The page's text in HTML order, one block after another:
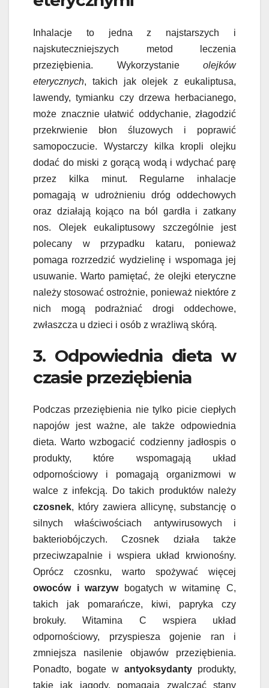
Inhalacje to jedna z najstarszych i
najskuteczniejszych metod leczenia
przeziębienia. Wykorzystanie olejków
eterycznych, takich jak olejek z eukaliptusa,
lawendy, tymianku czy drzewa herbacianego,
może znacznie ułatwić oddychanie, złagodzić
przekrwienie błon śluzowych i poprawić
samopoczucie. Wystarczy kilka kropli olejku
dodać do miski z gorącą wodą i wdychać parę
przez kilka minut. Regularne inhalacje
pomagają w udrożnieniu dróg oddechowych
oraz działają kojąco na ból gardła i zatkany
nos. Olejek eukaliptusowy szczególnie jest
polecany w przypadku kataru, ponieważ
pomaga rozrzedzić wydzielinę i wspomaga jej
usuwanie. Warto pamiętać, że olejki eteryczne
należy stosować ostrożnie, ponieważ niektóre z
nich mogą podrażniać drogi oddechowe,
zwłaszcza u dzieci i osób z wrażliwą skórą.
3. Odpowiednia dieta w
czasie przeziębienia
Podczas przeziębienia nie tylko picie ciepłych
napojów jest ważne, ale także odpowiednia
dieta. Warto wzbogacić codzienny jadłospis o
produkty, które wspomagają układ
odpornościowy i pomagają organizmowi w
walce z infekcją. Do takich produktów należy
czosnek, który zawiera allicynę, substancję o
silnych właściwościach antywirusowych i
bakteriobójczych. Czosnek działa także
przeciwzapalnie i wspiera układ krwionośny.
Oprócz czosnku, warto spożywać więcej
owoców i warzywbogatych w witaminę C,
takich jak pomarańcze, kiwi, papryka czy
brokuły. Witamina C wspiera układ
odpornościowy, przyspiesza gojenie ran i
zmniejsza nasilenie objawów przeziębienia.
Ponadto, bogate w antyoksydanty produkty,
takie jak jagody, pomagają zwalczać stany